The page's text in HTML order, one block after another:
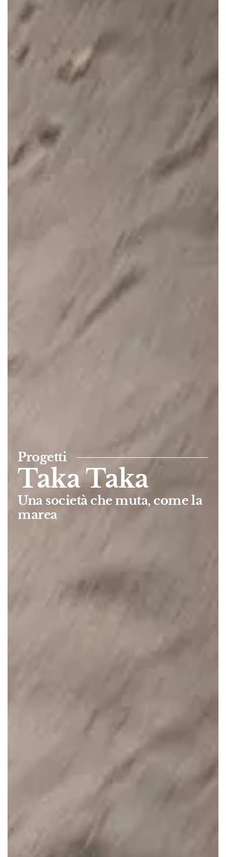
Progetti
Taka Taka
Una società che muta, come la
marea